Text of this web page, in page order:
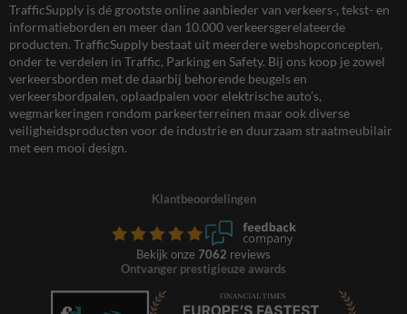
TrafficSupply is dé grootste online aanbieder van verkeers-, tekst- en
informatieborden en meer dan 10.000 verkeersgerelateerde
producten. TrafficSupply bestaat uit meerdere webshopconcepten,
onder te verdelen in Traffic, Parking en Safety. Bij ons koop je zowel
verkeersborden met de daarbij behorende beugels en
verkeersbordpalen, oplaadpalen voor elektrische auto’s,
wegmarkeringen rondom parkeerterreinen maar ook diverse
veiligheidsproducten voor de industrie en duurzaam straatmeubilair
met een mooi design.
Klantbeoordelingen
Bekijk onze 7062 reviews
Ontvanger prestigieuze awards